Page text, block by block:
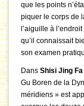
que les points
piquer le corps de
l’aiguille à
qu’il connaissait
son examen
Dans Shisi Jing
Gu Boren de la
méridiens » est